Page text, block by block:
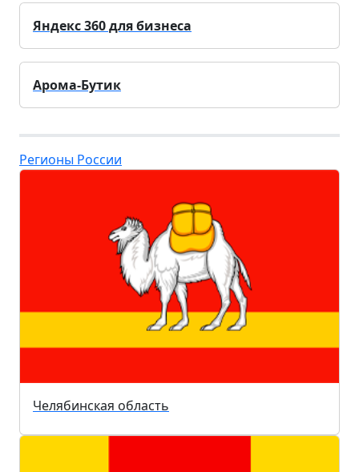
Яндекс 360 для бизнеса
Арома-Бутик
Регионы России
Челябинская область